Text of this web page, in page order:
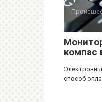
компас
способ